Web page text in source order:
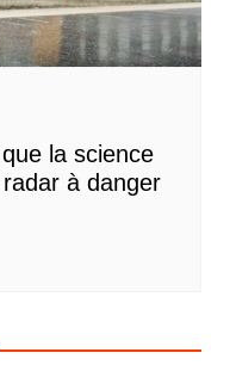
la science
à danger